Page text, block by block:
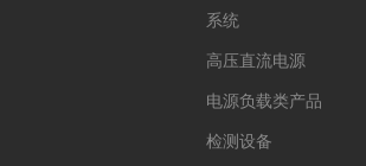
系统
高压直流电源
电源负载类产品
检测设备